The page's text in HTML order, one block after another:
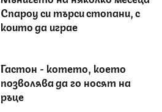
Спароу си търси стопани, с
които да играе
Гастон - котето, което
позволява да го носят на
ръце